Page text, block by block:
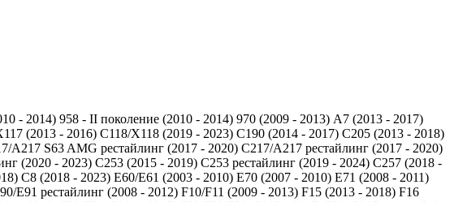
- 2014) 958 - II поколение (2010 - 2014) 970 (2009 - 2013) A7 (2013 - 2017)
(2013 - 2016) C118/X118 (2019 - 2023) C190 (2014 - 2017) C205 (2013 - 2018)
A217 S63 AMG рестайлинг (2017 - 2020) C217/A217 рестайлинг (2017 - 2020)
(2020 - 2023) C253 (2015 - 2019) C253 рестайлинг (2019 - 2024) C257 (2018 -
C8 (2018 - 2023) E60/E61 (2003 - 2010) E70 (2007 - 2010) E71 (2008 - 2011)
E91 рестайлинг (2008 - 2012) F10/F11 (2009 - 2013) F15 (2013 - 2018) F16